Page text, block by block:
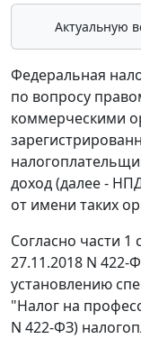
Актуальную
Федеральная
по вопросу
коммерческими
доход (далее -
от имени таких
Согласно части 1
27.11.2018 N
установлению
"Налог на
N 422-ФЗ)